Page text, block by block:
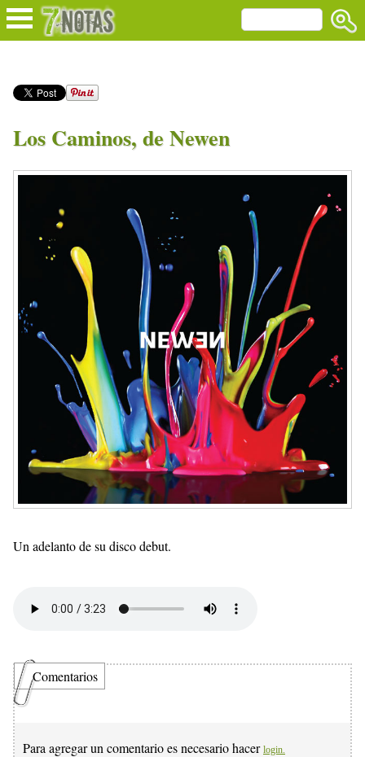
Los Caminos, de Newen
Un adelanto de su disco debut.
Comentarios
Para agregar un comentario es necesario hacer login.